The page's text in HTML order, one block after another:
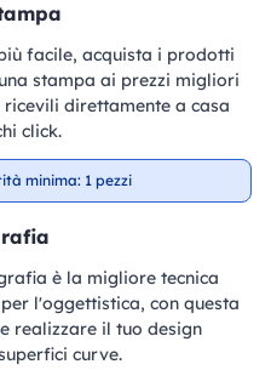
facile, acquista i prodotti
stampa ai prezzi migliori
ricevili direttamente a casa
click.
minima: 1 pezzi
è la migliore tecnica
l'oggettistica, con questa
realizzare il tuo design
curve.